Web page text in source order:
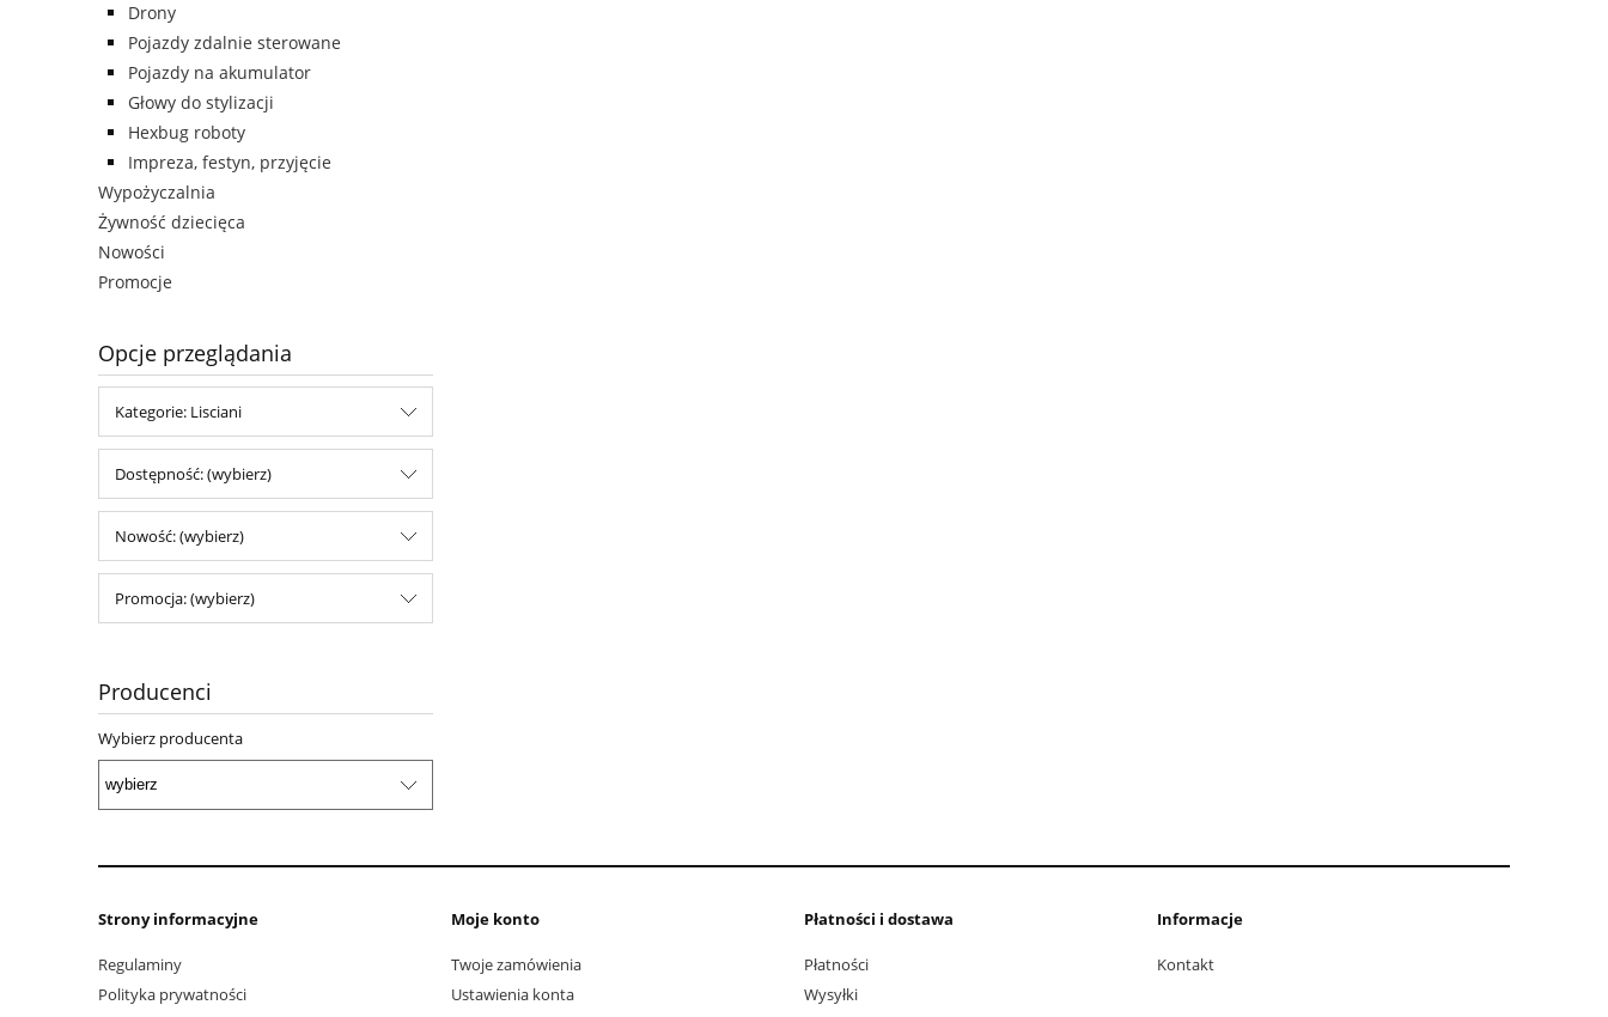
Drony
Pojazdy zdalnie sterowane
Pojazdy na akumulator
Głowy do stylizacji
Hexbug roboty
Impreza, festyn, przyjęcie
Wypożyczalnia
Żywność dziecięca
Nowości
Promocje
Opcje przeglądania
Kategorie: Lisciani
Dostępność: (wybierz)
Nowość: (wybierz)
Promocja: (wybierz)
Producenci
Wybierz producenta
Strony informacyjne
Regulaminy
Polityka prywatności
Moje konto
Twoje zamówienia
Ustawienia konta
Płatności i dostawa
Płatności
Wysyłki
Informacje
Kontakt